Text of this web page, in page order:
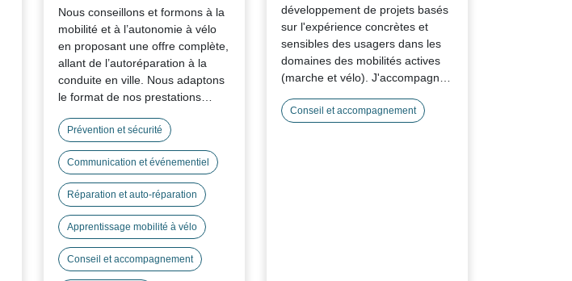
Nous conseillons et formons à la
mobilité et à l’autonomie à vélo
en proposant une offre complète,
allant de l’autoréparation à la
conduite en ville. Nous adaptons
le format de nos prestations
participation et l'appropriation
des connaissances sont des
points essentiels de nos
interventions.
Prévention et sécurité
Communication et événementiel
Réparation et auto-réparation
Apprentissage mobilité à vélo
Conseil et accompagnement
développement de projets basés
sur l'expérience concrètes et
sensibles des usagers dans les
domaines des mobilités actives
(marche et vélo). J'accompagne
depuis l’identification des besoins
Conseil et accompagnement